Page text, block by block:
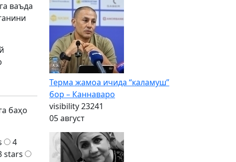
ваъда
баҳо
4
stars
Терма жамоа ичида “каламуш”
бор – Каннаваро
visibility23241
05 август